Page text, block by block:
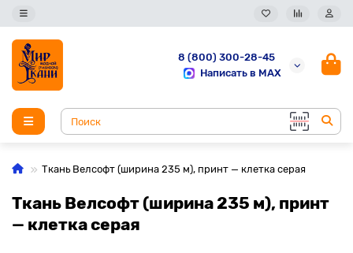
8 (800) 300-28-45
Написать в MAX
Ткань Велсофт (ширина 235 м), принт — клетка серая
Ткань Велсофт (ширина 235 м), принт
— клетка серая